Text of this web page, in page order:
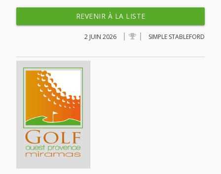
REVENIR À LA LISTE
2 JUIN 2026 SIMPLE STABLEFORD